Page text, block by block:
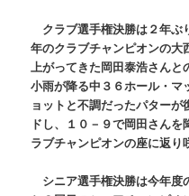
クラブ選手権決勝は２年ぶ
年のクラブチャンピオンの大
上がってきた岡田泰浩さんと
小雨が降る中３６ホール・
ョットと不調だったパター
ドし、１０－９で岡田さん
ラブチャンピオンの座に返り
シニア選手権決勝は今年度